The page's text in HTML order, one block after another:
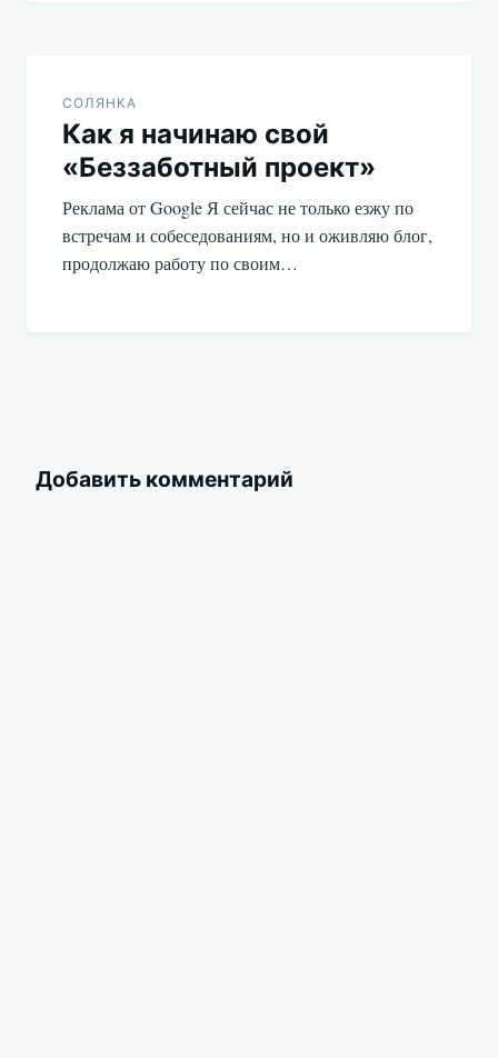
СОЛЯНКА
Как я начинаю свой
«Беззаботный проект»
Реклама от Google Я сейчас не только езжу по
встречам и собеседованиям, но и оживляю блог,
продолжаю работу по своим…
Добавить комментарий